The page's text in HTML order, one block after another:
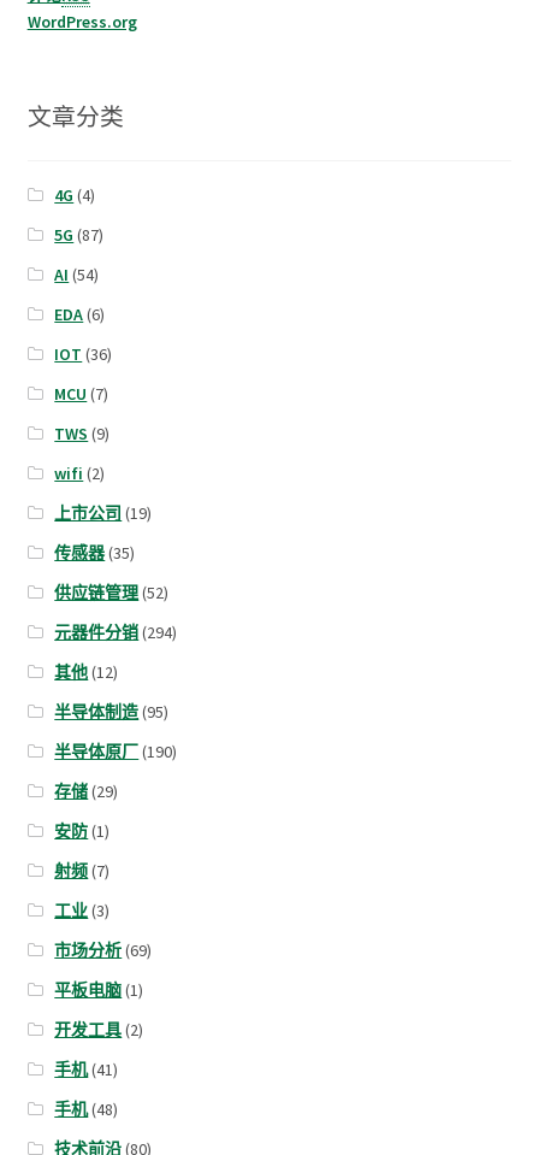
WordPress.org
文章分类
4G (4)
5G (87)
AI (54)
EDA(6)
IOT (36)
MCU (7)
TWS (9)
wifi (2)
上市公司 (19)
传感器(35)
供应链管理(52)
元器件分销(294)
其他(12)
半导体制造(95)
半导体原厂(190)
存储(29)
安防(1)
射频(7)
工业(3)
市场分析(69)
平板电脑(1)
开发工具(2)
手机(41)
手机(48)
技术前沿(80)